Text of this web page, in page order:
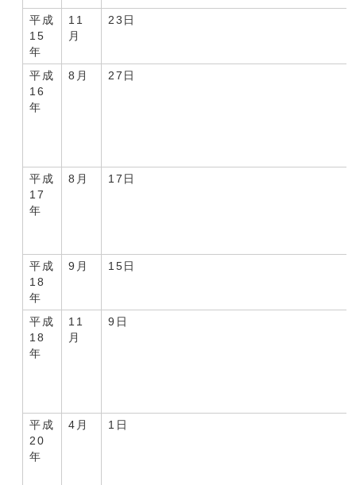
平成
15
年
11
月
23日
平成
16
年
8月 27日
平成
17
年
8月 17日
平成
18
年
9月 15日
平成
18
年
11
月
9日
平成
20
年
4月 1日